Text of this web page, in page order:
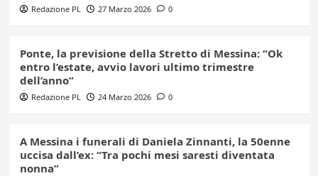
Redazione PL 27 Marzo 2026 0
Ponte, la previsione della Stretto di Messina: “Ok
entro l’estate, avvio lavori ultimo trimestre
dell’anno”
Redazione PL 24 Marzo 2026 0
A Messina i funerali di Daniela Zinnanti, la 50enne
uccisa dall’ex: “Tra pochi mesi saresti diventata
nonna”